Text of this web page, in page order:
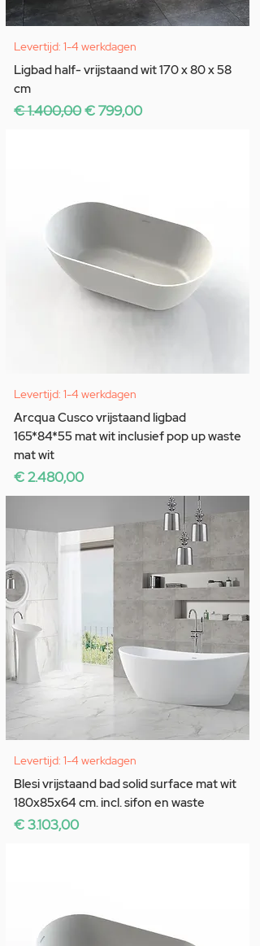
Levertijd: 1-4 werkdagen
Ligbad half- vrijstaand wit 170 x 80 x 58
cm
Normale prijs
€ 1.400,00Verkoopprijs
€ 799,00
Levertijd: 1-4 werkdagen
Arcqua Cusco vrijstaand ligbad
165*84*55 mat wit inclusief pop up waste
mat wit
Prijs
€ 2.480,00
Levertijd: 1-4 werkdagen
Blesi vrijstaand bad solid surface mat wit
180x85x64 cm. incl. sifon en waste
Prijs
€ 3.103,00